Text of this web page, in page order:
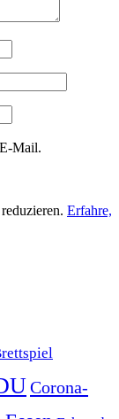
Mail.
Erfahre,
Corona-